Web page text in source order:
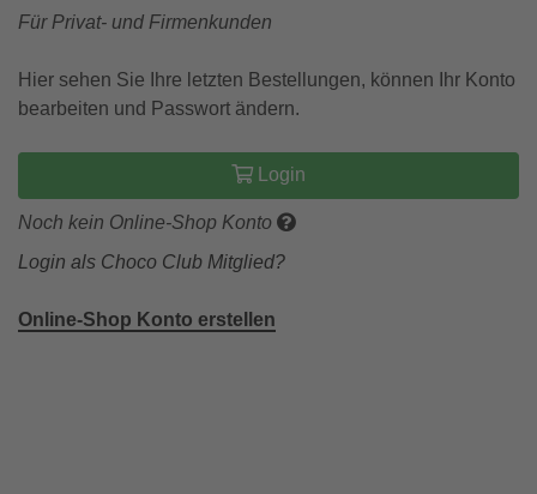
Für Privat- und Firmenkunden
Hier sehen Sie Ihre letzten Bestellungen, können Ihr Konto
bearbeiten und Passwort ändern.
Login
Noch kein Online-Shop Konto
Login als Choco Club Mitglied?
Online-Shop Konto erstellen